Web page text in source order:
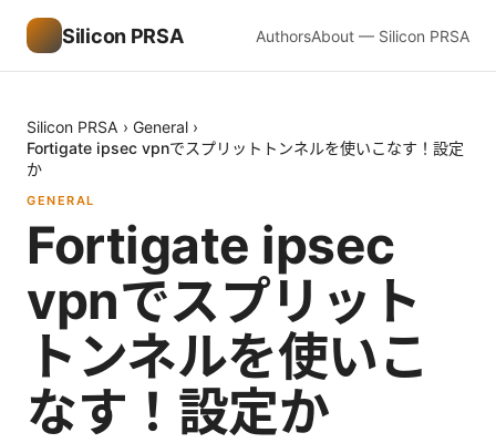
Silicon PRSA AuthorsAbout — Silicon PRSA
Silicon PRSA › General ›
Fortigate ipsec vpnでスプリットトンネルを使いこなす！設定
か
GENERAL
Fortigate ipsec
vpnでスプリット
トンネルを使いこ
なす！設定か